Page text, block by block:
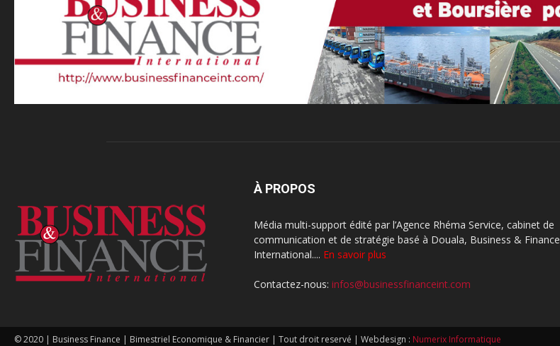
À PROPOS
Média multi-support édité par l’Agence Rhéma Service, cabinet de
communication et de stratégie basé à Douala, Business & Finance
International.... En savoir plus
Contactez-nous: infos@businessfinanceint.com
© 2020 | Business Finance | Bimestriel Economique & Financier | Tout droit reservé | Webdesign : Numerix Informatique